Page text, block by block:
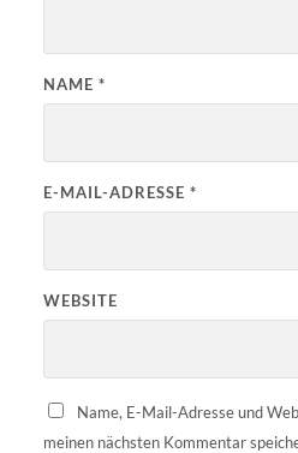
NAME *
E-MAIL-ADRESSE *
WEBSITE
Name, E-Mail-Adresse und
meinen nächsten Kommentar